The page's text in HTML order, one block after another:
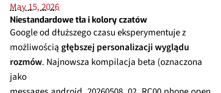
May 15, 2026
Niestandardowe tła i kolory czatów
Google od dłuższego czasu eksperymentuje z
możliwościągłębszej personalizacji wyglądu
rozmów. Najnowsza kompilacja beta (oznaczona
jako